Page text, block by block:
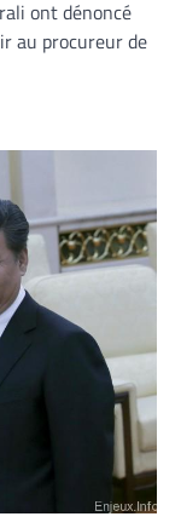
ont dénoncé
au procureur de